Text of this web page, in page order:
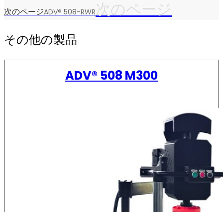
次のページADV® 508-RWR次のページ
その他の製品
ADV® 508 M300